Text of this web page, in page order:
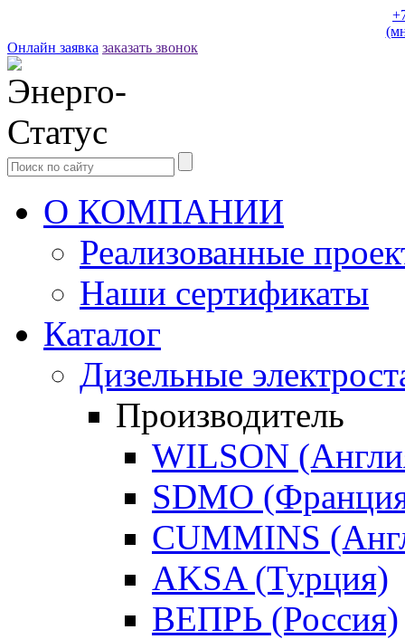
Онлайн заявка заказать звонок
О КОМПАНИИ
Реализованные
Наши сертификаты
Каталог
Дизельные
Производитель
WILSON
SDMO
CUMMINS
AKSA (Турция)
ВЕПРЬ (Россия)